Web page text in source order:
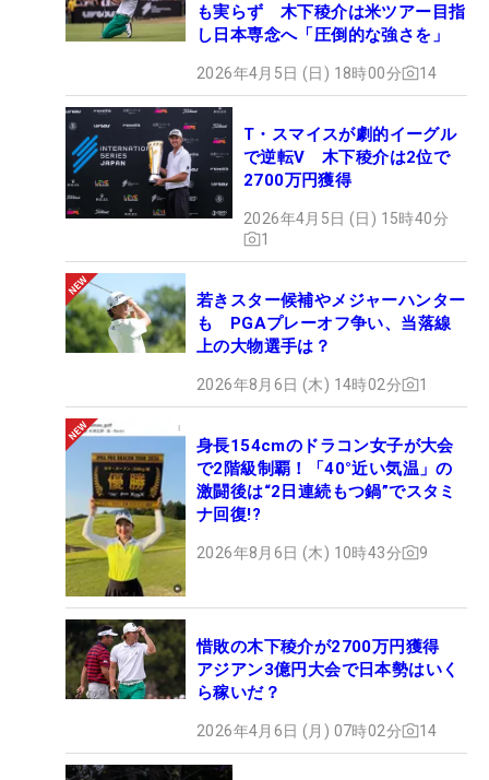
も実らず 木下稜介は米ツアー目指
し日本専念へ「圧倒的な強さを」
2026年4月5日 (日) 18時00分 14
T・スマイスが劇的イーグル
で逆転V 木下稜介は2位で
2700万円獲得
2026年4月5日 (日) 15時40分
1
若きスター候補やメジャーハンター
も PGAプレーオフ争い、当落線
上の大物選手は？
2026年8月6日 (木) 14時02分 1
身長154cmのドラコン女子が大会
で2階級制覇！「40°近い気温」の
激闘後は“2日連続もつ鍋”でスタミ
ナ回復!?
2026年8月6日 (木) 10時43分 9
惜敗の木下稜介が2700万円獲得
アジアン3億円大会で日本勢はいく
ら稼いだ？
2026年4月6日 (月) 07時02分 14